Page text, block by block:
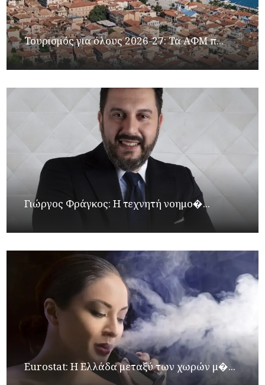
Τουρισμός για όλους 2026-27: Τα ΑΦΜ π...
Γιώργος Φράγκος: Η τεχνητή νοημο�...
Eurostat: Η Ελλάδα μεταξύ των χωρών μ�...